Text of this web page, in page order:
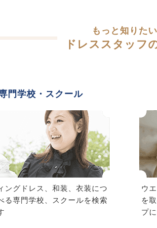
もっと知りたい
ドレススタッフ
門学校・スクール
ングドレス、和装、衣装につ
る専門学校、スクールを検索
ウ
を
プ